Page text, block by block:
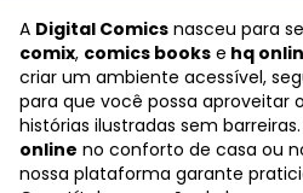
dançarina Mata Hari e Sidney
de inspiração para 007.
A Digital Comics nasceu para
comix, comics books e hq
criar um ambiente acessível,
para que você possa aproveitar
histórias ilustradas sem
online no conforto de casa ou
nossa plataforma garante